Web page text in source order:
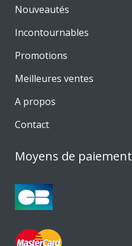
Nouveautés
Incontournables
Promotions
Meilleures ventes
A propos
Contact
Moyens de paiement